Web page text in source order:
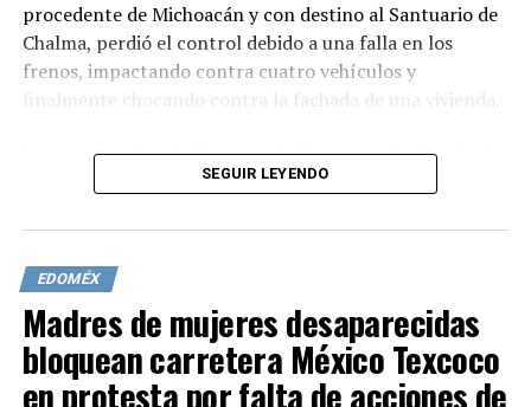
procedente de Michoacán y con destino al Santuario de
Chalma, perdió el control debido a una falla en los
frenos, impactando contra cuatro vehículos y
finalmente chocando contra la fachada de una vivienda.
Varios vehículos del Servicio de Urgencias del Estado de
México (SUEM) fueron desplazados al lugar para atender
personas fueron trasladadas a distintos hospitales,
mientras que otras 20 recibieron atención en el sitio.
La zona permanece acordonada por elementos de la
Secretaría de Seguridad del Estado de México y la
Policía Municipal, mientras que agentes de la Fiscalía
SEGUIR LEYENDO
EDOMÉX
Madres de mujeres desaparecidas
bloquean carretera México Texcoco
en protesta por falta de acciones de